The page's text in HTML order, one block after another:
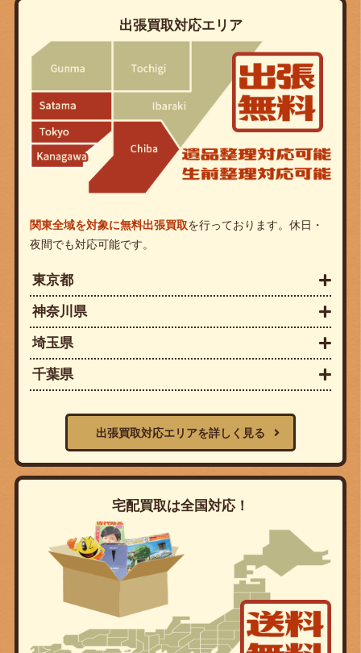
出張買取対応エリア
関東全域を対象に無料出張買取を行っております。休日・
夜間でも対応可能です。
東京都
神奈川県
埼玉県
千葉県
出張買取対応エリアを詳しく見る
宅配買取は全国対応！